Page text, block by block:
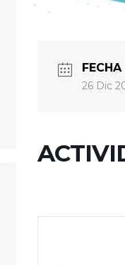
FECHA
26 Dic